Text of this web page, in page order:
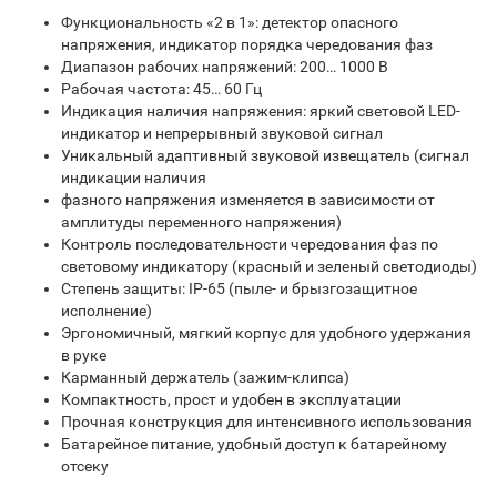
Функциональность «2 в 1»: детектор опасного
напряжения, индикатор порядка чередования фаз
Диапазон рабочих напряжений: 200… 1000 В
Рабочая частота: 45… 60 Гц
Индикация наличия напряжения: яркий световой LED-
индикатор и непрерывный звуковой сигнал
Уникальный адаптивный звуковой извещатель (сигнал
индикации наличия
фазного напряжения изменяется в зависимости от
амплитуды переменного напряжения)
Контроль последовательности чередования фаз по
световому индикатору (красный и зеленый светодиоды)
Степень защиты: IP-65 (пыле- и брызгозащитное
исполнение)
Эргономичный, мягкий корпус для удобного удержания
в руке
Карманный держатель (зажим-клипса)
Компактность, прост и удобен в эксплуатации
Прочная конструкция для интенсивного использования
Батарейное питание, удобный доступ к батарейному
отсеку